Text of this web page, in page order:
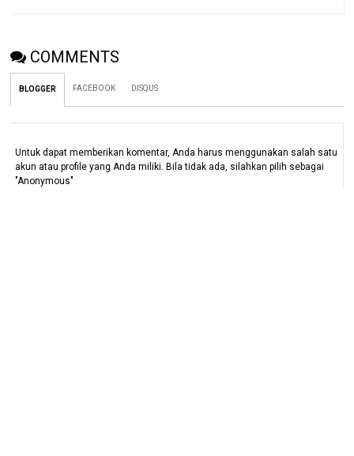
COMMENTS
BLOGGER FACEBOOK DISQUS
Untuk dapat memberikan komentar, Anda harus menggunakan salah satu
akun atau profile yang Anda miliki. Bila tidak ada, silahkan pilih sebagai
"Anonymous"